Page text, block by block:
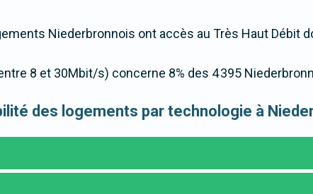
Niederbronnois ont accès au Très Haut Débit
8 et 30Mbit/s) concerne 8% des 4 395
des logements par technologie à